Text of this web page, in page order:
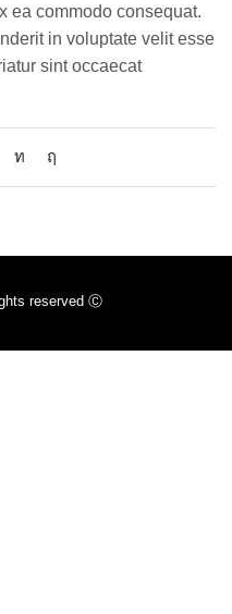
ea commodo consequat.
in voluptate velit esse
sint occaecat
reserved Ⓒ